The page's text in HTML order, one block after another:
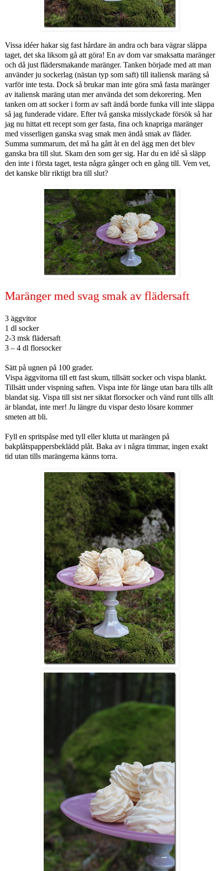
Vissa idéer hakar sig fast hårdare än andra och bara vägrar släppa
taget, det ska liksom gå att göra! En av dom var smaksatta maränger
och då just flädersmakande maränger. Tanken började med att man
använder ju sockerlag (nästan typ som saft) till italiensk maräng så
varför inte testa. Dock så brukar man inte göra små fasta maränger
av italiensk maräng utan mer använda det som dekorering. Men
tanken om att socker i form av saft ändå borde funka vill inte släppa
så jag funderade vidare. Efter två ganska misslyckade försök så har
jag nu hittat ett recept som ger fasta, fina och knapriga maränger
med visserligen ganska svag smak men ändå smak av fläder.
Summa summarum, det må ha gått åt en del ägg men det blev
ganska bra till slut. Skam den som ger sig. Har du en idé så släpp
den inte i första taget, testa några gånger och en gång till. Vem vet,
det kanske blir riktigt bra till slut?
Maränger med svag smak av flädersaft
3 äggvitor
1 dl socker
2-3 msk flädersaft
3 – 4 dl florsocker
Sätt på ugnen på 100 grader.
Vispa äggvitorna till ett fast skum, tillsätt socker och vispa blankt.
Tillsätt under vispning saften. Vispa inte för länge utan bara tills allt
blandat sig. Vispa till sist ner siktat florsocker och vänd runt tills allt
är blandat, inte mer! Ju längre du vispar desto lösare kommer
smeten att bli.
Fyll en spritspåse med tyll eller klutta ut marängen på
bakplåtspappersbeklädd plåt. Baka av i några timmar, ingen exakt
tid utan tills marängerna känns torra.